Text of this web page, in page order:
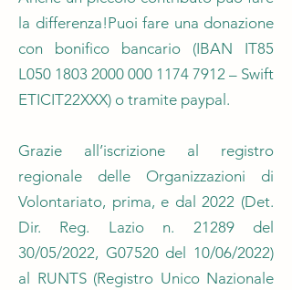
la differenza!Puoi fare una donazione
con bonifico bancario (IBAN IT85
L050 1803 2000 000 1174 7912 – Swift
ETICIT22XXX) o tramite paypal.
Grazie all’iscrizione al registro
regionale delle Organizzazioni di
Volontariato, prima, e dal 2022 (Det.
Dir. Reg. Lazio n. 21289 del
30/05/2022, G07520 del 10/06/2022)
al RUNTS (Registro Unico Nazionale